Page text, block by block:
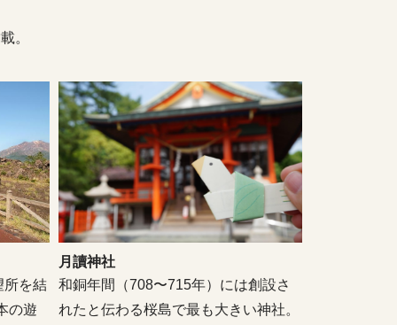
。
所を結
の遊
月讀神社
和銅年間（708〜715年）には創設さ
れたと伝わる桜島で最も大きい神社。